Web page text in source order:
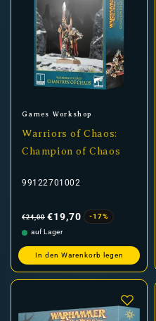
Anbieter:
Games Workshop
Warriors of Chaos:
Champion of Chaos
99122701002
Preis
€24,00 €19,70
-17%
auf Lager
In den Warenkorb legen